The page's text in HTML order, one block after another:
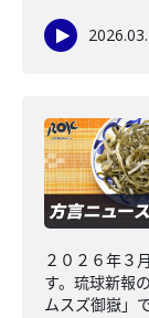
２０２６年３
す。琉球新報
ムスズ御嶽」